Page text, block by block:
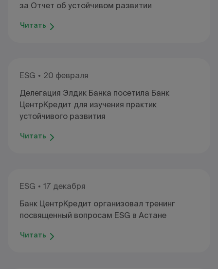
за Отчет об устойчивом развитии
Читать
ESG
20 февраля
Делегация Элдик Банка посетила Банк
ЦентрКредит для изучения практик
устойчивого развития
Читать
ESG
17 декабря
Банк ЦентрКредит организовал тренинг
посвященный вопросам ESG в Астане
Читать